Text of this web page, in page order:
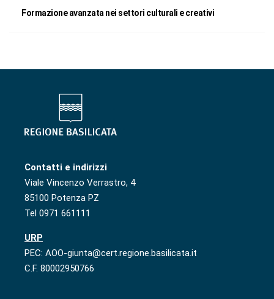
Formazione avanzata nei settori culturali e creativi
Contatti e indirizzi
Viale Vincenzo Verrastro, 4
85100 Potenza PZ
Tel 0971 661111
URP
PEC: AOO-giunta@cert.regione.basilicata.it
C.F. 80002950766